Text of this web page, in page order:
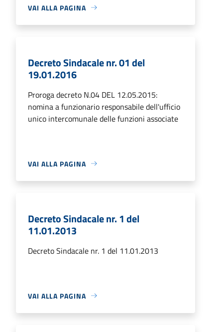
VAI ALLA PAGINA
Decreto Sindacale nr. 01 del
19.01.2016
Proroga decreto N.04 DEL 12.05.2015:
nomina a funzionario responsabile dell'ufficio
unico intercomunale delle funzioni associate
VAI ALLA PAGINA
Decreto Sindacale nr. 1 del
11.01.2013
Decreto Sindacale nr. 1 del 11.01.2013
VAI ALLA PAGINA